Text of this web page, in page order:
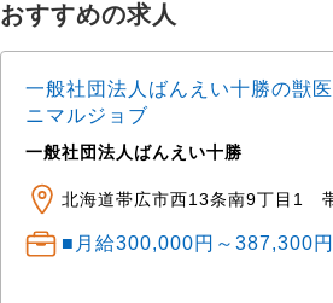
おすすめの求人
一般社団法人ばんえい十勝の獣
ニマルジョブ
一般社団法人ばんえい十勝
北海道帯広市西13条南9丁目1
■月給300,000円～387,300